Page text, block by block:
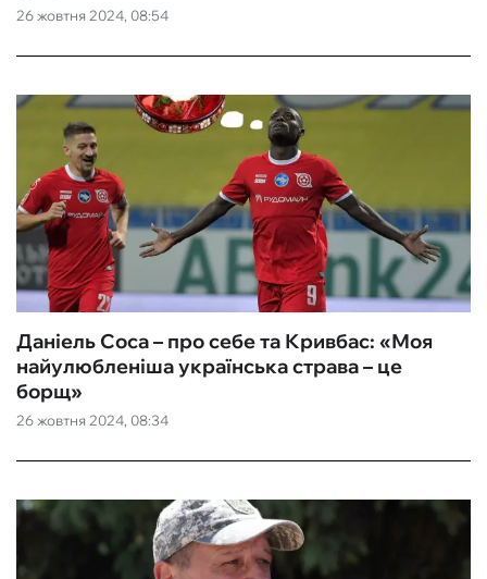
26 жовтня 2024, 08:54
26 жовтня 2024, 08:34
Даніель Соса – про себе та Кривбас: «Моя
найулюбленіша українська страва – це
борщ»